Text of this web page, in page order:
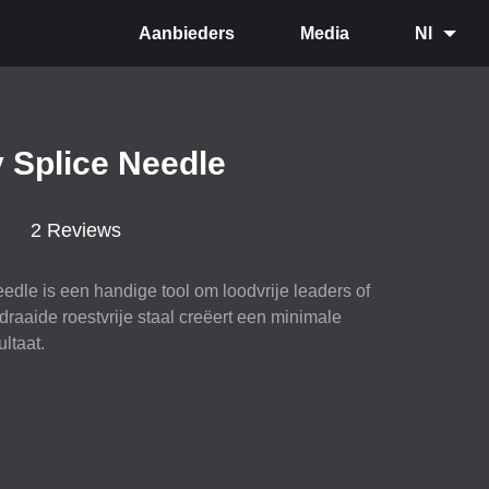
Aanbieders Media Nl
Splice Needle
2 Reviews
is een handige tool om loodvrije leaders of
roestvrije staal creëert een minimale